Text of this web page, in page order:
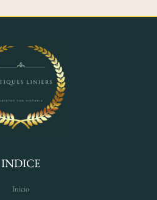
INDICE
Inicio